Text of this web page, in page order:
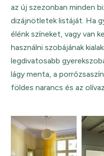
az új szezonban minden
dizájnötletek listáját. Ha
élénk színeket, vagy van
használni szobájának
legdivatosabb
lágy menta, a
földes narancs és az